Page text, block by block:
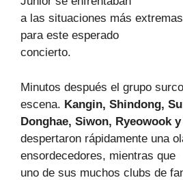
a las situaciones más
para este esperado
concierto.
Minutos después el grupo
escena. Kangin, Shindong,
Donghae, Siwon, Ryeowook
despertaron rápidamente una
ensordecedores, mientras que
uno de sus muchos clubs de